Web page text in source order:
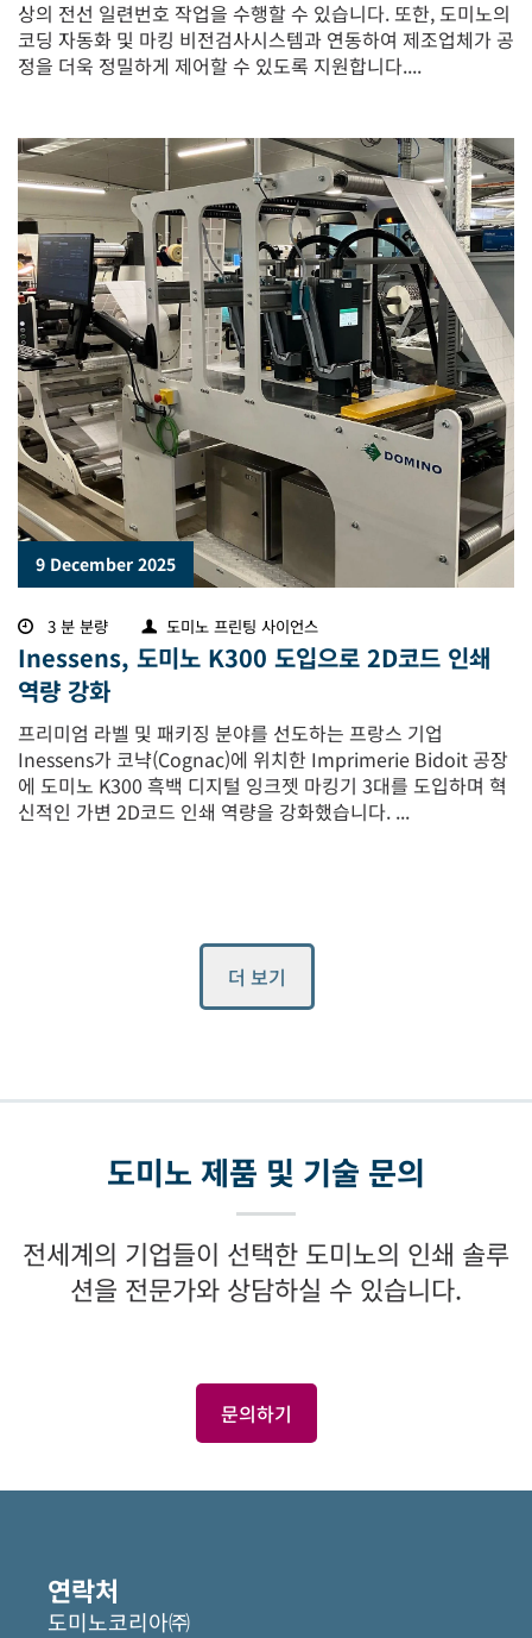
상의 전선 일련번호 작업을 수행할 수 있습니다. 또한, 도미노의
코딩 자동화 및 마킹 비전검사시스템과 연동하여 제조업체가 공
정을 더욱 정밀하게 제어할 수 있도록 지원합니다....
9 December 2025
3 분 분량 도미노 프린팅 사이언스
Inessens, 도미노 K300 도입으로 2D코드 인쇄
역량 강화
프리미엄 라벨 및 패키징 분야를 선도하는 프랑스 기업
Inessens가 코냑(Cognac)에 위치한 Imprimerie Bidoit 공장
에 도미노 K300 흑백 디지털 잉크젯 마킹기 3대를 도입하며 혁
신적인 가변 2D코드 인쇄 역량을 강화했습니다. ...
더 보기
도미노 제품 및 기술 문의
전세계의 기업들이 선택한 도미노의 인쇄 솔루
션을 전문가와 상담하실 수 있습니다.
문의하기
연락처
도미노코리아㈜